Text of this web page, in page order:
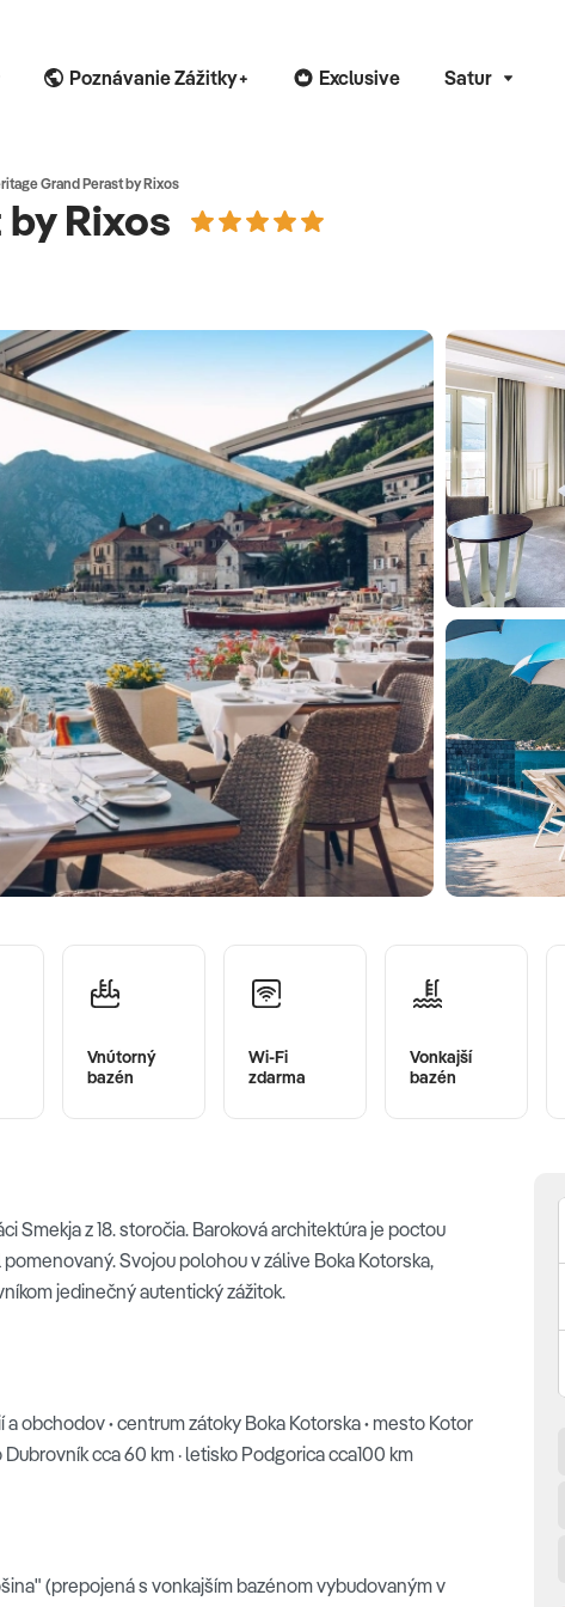
Poznávanie Zážitky+ Exclusive Satur
Grand Perast by Rixos
Rixos
Vnútorný
bazén
Wi-Fi
zdarma
Vonkajší
bazén
Smekja z 18. storočia. Baroková architektúra je poctou
Svojou polohou v zálive Boka Kotorska,
jedinečný autentický zážitok.
a obchodov·centrum zátoky Boka Kotorska· mesto Kotor
Dubrovník cca 60 km · letisko Podgorica cca100 km
(prepojená s vonkajším bazénom vybudovaným v